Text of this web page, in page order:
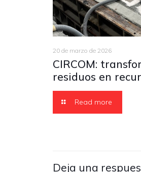
20 de marzo de 2026
CIRCOM:
residuos en
Read more
Deja una